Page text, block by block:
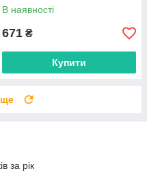
прямого постачальника
В наявності
671 ₴
Купити
ще
за рік